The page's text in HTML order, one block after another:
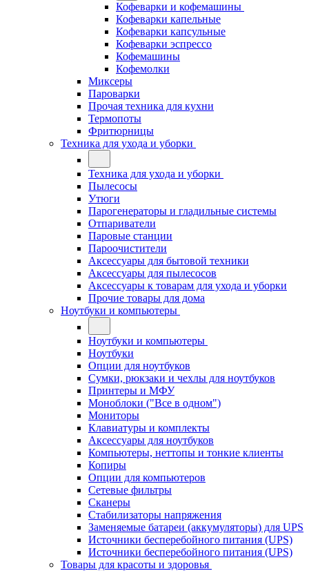
Кофеварки и кофемашины
Кофеварки капельные
Кофеварки капсульные
Кофеварки эспрессо
Кофемашины
Кофемолки
Миксеры
Пароварки
Прочая техника для кухни
Термопоты
Фритюрницы
Техника для ухода и уборки
Техника для ухода и уборки
Пылесосы
Утюги
Парогенераторы и гладильные системы
Отпариватели
Паровые станции
Пароочистители
Аксессуары для бытовой техники
Аксессуары для пылесосов
Аксессуары к товарам для ухода и уборки
Прочие товары для дома
Ноутбуки и компьютеры
Ноутбуки и компьютеры
Ноутбуки
Опции для ноутбуков
Сумки, рюкзаки и чехлы для ноутбуков
Принтеры и МФУ
Моноблоки ("Все в одном")
Мониторы
Клавиатуры и комплекты
Аксессуары для ноутбуков
Компьютеры, неттопы и тонкие клиенты
Копиры
Опции для компьютеров
Сетевые фильтры
Сканеры
Стабилизаторы напряжения
Заменяемые батареи (аккумуляторы) для UPS
Источники бесперебойного питания (UPS)
Источники бесперебойного питания (UPS)
Товары для красоты и здоровья